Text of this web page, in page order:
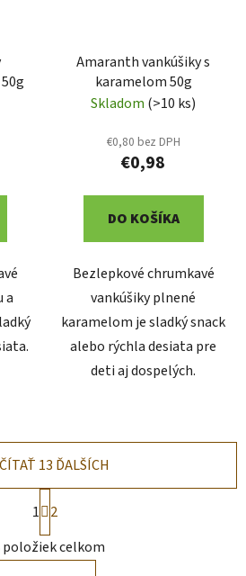
a
Amaranth vankúšiky s
karamelom 50g
Skladom (>10 ks)
€0,80 bez DPH
€0,98
DO KOŠÍKA
Bezlepkové chrumkavé
vankúšiky plnené
karamelom je sladký snack
alebo rýchla desiata pre
deti aj dospelých.
O
v
13 ĎALŠÍCH
S
t
r
á
n
1
2
položiek celkom